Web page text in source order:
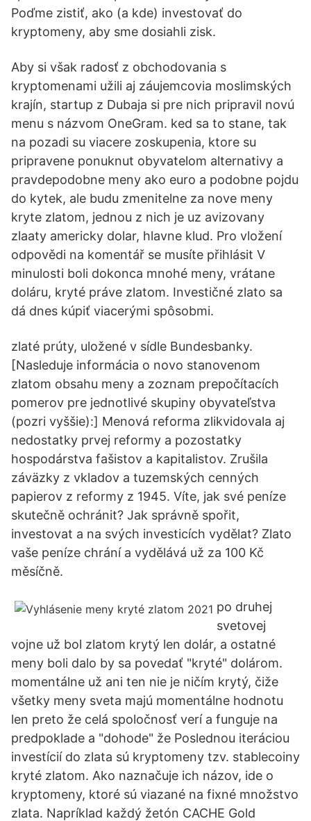
Poďme zistiť, ako (a kde) investovať do
kryptomeny, aby sme dosiahli zisk.
Aby si však radosť z obchodovania s
kryptomenami užili aj záujemcovia moslimských
krajín, startup z Dubaja si pre nich pripravil novú
menu s názvom OneGram. ked sa to stane, tak
na pozadi su viacere zoskupenia, ktore su
pripravene ponuknut obyvatelom alternativy a
pravdepodobne meny ako euro a podobne pojdu
do kytek, ale budu zmenitelne za nove meny
kryte zlatom, jednou z nich je uz avizovany
zlaaty americky dolar, hlavne klud. Pro vložení
odpovědi na komentář se musíte přihlásit V
minulosti boli dokonca mnohé meny, vrátane
doláru, kryté práve zlatom. Investičné zlato sa
dá dnes kúpiť viacerými spôsobmi.
zlaté prúty, uložené v sídle Bundesbanky.
[Nasleduje informácia o novo stanovenom
zlatom obsahu meny a zoznam prepočítacích
pomerov pre jednotlivé skupiny obyvateľstva
(pozri vyššie):] Menová reforma zlikvidovala aj
nedostatky prvej reformy a pozostatky
hospodárstva fašistov a kapitalistov. Zrušila
záväzky z vkladov a tuzemských cenných
papierov z reformy z 1945. Víte, jak své peníze
skutečně ochránit? Jak správně spořit,
investovat a na svých investicích vydělat? Zlato
vaše peníze chrání a vydělává už za 100 Kč
měsíčně.
po druhej
svetovej
vojne už bol zlatom krytý len dolár, a ostatné
meny boli dalo by sa povedať "kryté" dolárom.
momentálne už ani ten nie je ničím krytý, čiže
všetky meny sveta majú momentálne hodnotu
len preto že celá spoločnosť verí a funguje na
predpoklade a "dohode" že Poslednou iteráciou
investícií do zlata sú kryptomeny tzv. stablecoiny
kryté zlatom. Ako naznačuje ich názov, ide o
kryptomeny, ktoré sú viazané na fixné množstvo
zlata. Napríklad každý žetón CACHE Gold